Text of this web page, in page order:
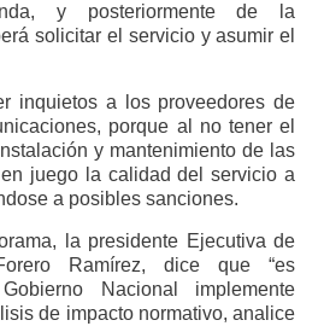
y posteriormente de la
solicitar el servicio y asumir el
inquietos a los proveedores de
porque al no tener el
y mantenimiento de las
juego la calidad del servicio a
a posibles sanciones.
la presidente Ejecutiva de
Ramírez, dice que “es
Nacional implemente
de impacto normativo, analice